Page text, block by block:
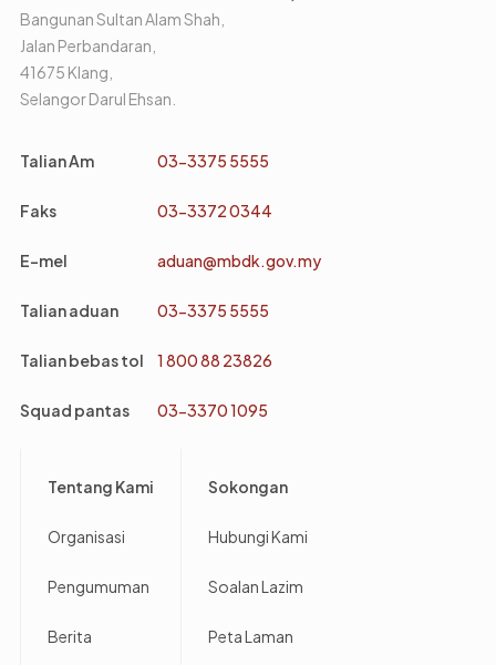
Bangunan Sultan Alam Shah,
Jalan Perbandaran,
41675 Klang,
Selangor Darul Ehsan.
Talian Am 03-3375 5555
Faks 03-3372 0344
E-mel aduan@mbdk.gov.my
Talian aduan 03-3375 5555
Talian bebas tol 1 800 88 23826
Squad pantas 03-3370 1095
Tentang Kami
Organisasi
Pengumuman
Berita
Sokongan
Hubungi Kami
Soalan Lazim
Peta Laman